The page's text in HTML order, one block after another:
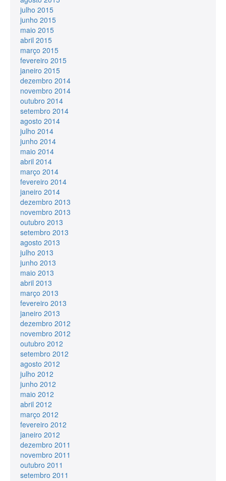
julho 2015
junho 2015
maio 2015
abril 2015
março 2015
fevereiro 2015
janeiro 2015
dezembro 2014
novembro 2014
outubro 2014
setembro 2014
agosto 2014
julho 2014
junho 2014
maio 2014
abril 2014
março 2014
fevereiro 2014
janeiro 2014
dezembro 2013
novembro 2013
outubro 2013
setembro 2013
agosto 2013
julho 2013
junho 2013
maio 2013
abril 2013
março 2013
fevereiro 2013
janeiro 2013
dezembro 2012
novembro 2012
outubro 2012
setembro 2012
agosto 2012
julho 2012
junho 2012
maio 2012
abril 2012
março 2012
fevereiro 2012
janeiro 2012
dezembro 2011
novembro 2011
outubro 2011
setembro 2011